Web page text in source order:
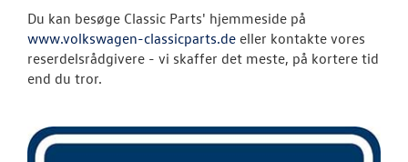
Du kan besøge Classic Parts' hjemmeside på
www.volkswagen-classicparts.de eller kontakte vores
reserdelsrådgivere - vi skaffer det meste, på kortere tid
end du tror.